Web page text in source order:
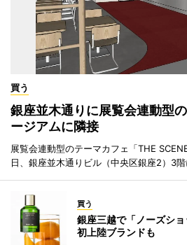
買う
銀座並木通りに展覧会連動型
ージアムに隣接
展覧会連動型のテーマカフェ「THE
日、銀座並木通りビル（中央区銀座2）3階
買う
銀座三越で「ノーズシ
初上陸ブランドも